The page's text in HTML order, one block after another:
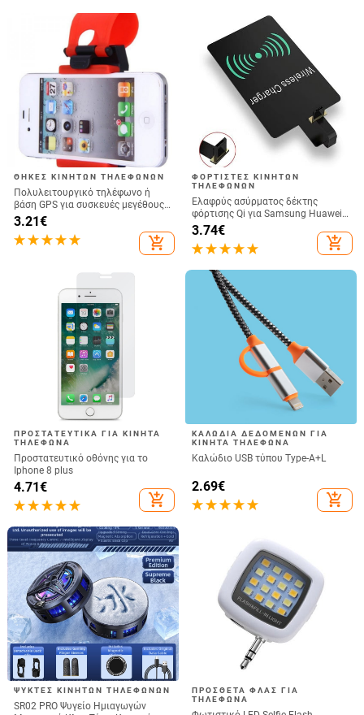
ΘΉΚΕΣ ΚΙΝΗΤΏΝ ΤΗΛΕΦΏΝΩΝ
Πολυλειτουργικό τηλέφωνο ή
βάση GPS για συσκευές μεγέθους
έως και 76 mm / 4.8 ίντσες
3.21€
add_shopping_cart
ΦΟΡΤΙΣΤΈΣ ΚΙΝΗΤΏΝ
ΤΗΛΕΦΏΝΩΝ
Ελαφρύς ασύρματος δέκτης
φόρτισης Qi για Samsung Huawei
Xiaomi Universal Micro USB Type C
Fast Wireless Charger Adapter
3.74€
add_shopping_cart
ΠΡΟΣΤΑΤΕΥΤΙΚΆ ΓΙΑ ΚΙΝΗΤΆ
ΤΗΛΈΦΩΝΑ
Προστατευτικό οθόνης για το
Iphone 8 plus
4.71€
add_shopping_cart
ΚΑΛΏΔΙΑ ΔΕΔΟΜΈΝΩΝ ΓΙΑ
ΚΙΝΗΤΆ ΤΗΛΈΦΩΝΑ
Καλώδιο USB τύπου Type-A+L
2.69€
add_shopping_cart
ΨΎΚΤΕΣ ΚΙΝΗΤΏΝ ΤΗΛΕΦΏΝΩΝ
SR02 PRO Ψυγείο Ημιαγωγών
ΠΡΌΣΘΕΤΑ ΦΛΑΣ ΓΙΑ
ΤΗΛΈΦΩΝΑ